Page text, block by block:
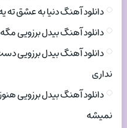
دانلود آهنگ دنیا به عشق ته
دانلود آهنگ بیدل برزویی
دانلود آهنگ بیدل برزویی
نداری
دانلود آهنگ بیدل برزویی
نمیشه